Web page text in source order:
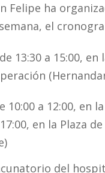
Felipe ha
el
13:30 a 15:00,
10:00 a 12:00,
en la Plaza
del